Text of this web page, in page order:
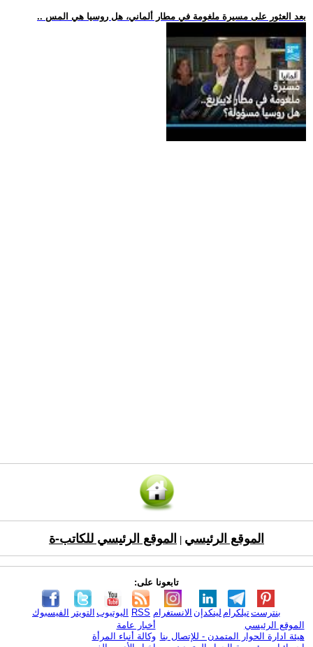
.. بعد العثور على مسيرة ملغومة في مطار ألماني، هل روسيا هي المس
الموقع الرئيسي الموقع الرئيسي للكاتب-ة
تابعونا على:
الفيسبوك التويتر اليوتيوب RSS الانستغرام لينكدإن تيلكرامبنترست
الموقع الرئيسي
هيئة ادارة الحوار المتمدن - للإتصال بنا
أخبار عامة
وكالة أنباء المرأة